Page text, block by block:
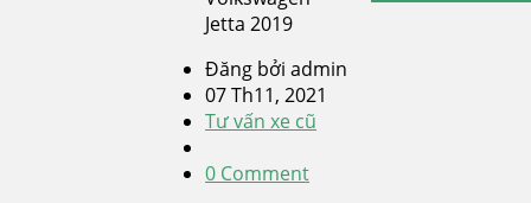
Đăng bởi admin
07 Th11, 2021
Tư vấn xe cũ
0 Comment